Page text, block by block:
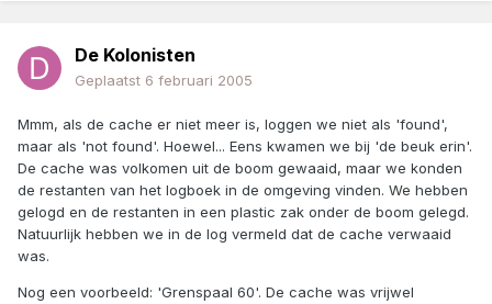
De Kolonisten
Geplaatst 6 februari 2005
Mmm, als de cache er niet meer is, loggen we niet als 'found',
maar als 'not found'. Hoewel... Eens kwamen we bij 'de beuk erin'.
De cache was volkomen uit de boom gewaaid, maar we konden
de restanten van het logboek in de omgeving vinden. We hebben
gelogd en de restanten in een plastic zak onder de boom gelegd.
Natuurlijk hebben we in de log vermeld dat de cache verwaaid
was.
Nog een voorbeeld: 'Grenspaal 60'. De cache was vrijwel